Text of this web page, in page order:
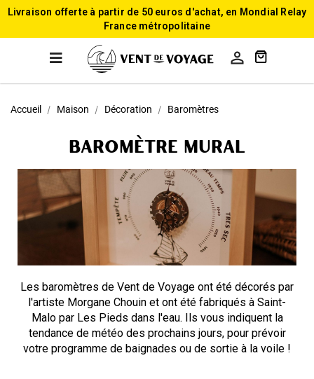
Livraison offerte à partir de 50 euros d'achat, en Mondial Relay
France métropolitaine

Accueil Maison Décoration Baromètres
Baromètre mural
Les baromètres de Vent de Voyage ont été décorés par
l'artiste Morgane Chouin et ont été fabriqués à Saint-
Malo par Les Pieds dans l'eau. Ils vous indiquent la
tendance de météo des prochains jours, pour prévoir
votre programme de baignades ou de sortie à la voile !